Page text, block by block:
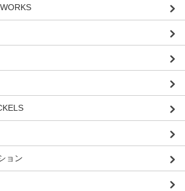
ョン